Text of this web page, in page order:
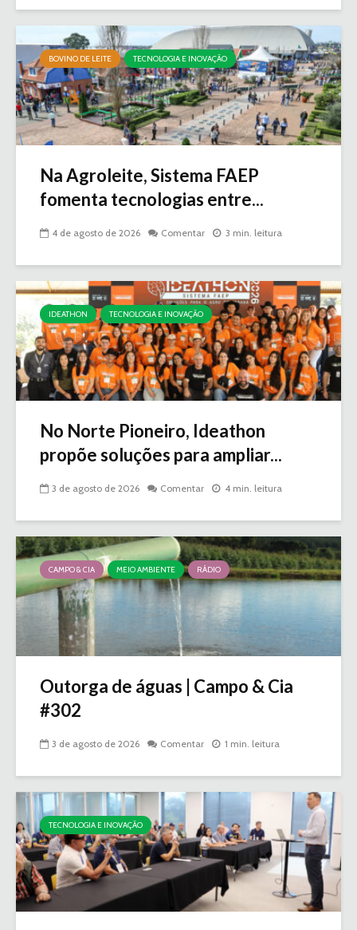
BOVINO DE LEITE TECNOLOGIA E INOVAÇÃO
Na Agroleite, Sistema FAEP
fomenta tecnologias entre...
4 de agosto de 2026 Comentar 3 min. leitura
IDEATHON TECNOLOGIA E INOVAÇÃO
No Norte Pioneiro, Ideathon
propõe soluções para ampliar...
3 de agosto de 2026 Comentar 4 min. leitura
CAMPO & CIA MEIO AMBIENTE RÁDIO
Outorga de águas | Campo & Cia
#302
3 de agosto de 2026 Comentar 1 min. leitura
TECNOLOGIA E INOVAÇÃO